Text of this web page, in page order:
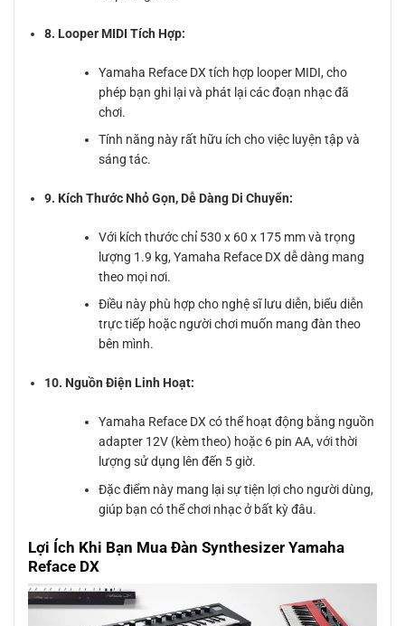
8. Looper MIDI Tích Hợp:
Yamaha Reface DX tích hợp looper MIDI, cho
phép bạn ghi lại và phát lại các đoạn nhạc đã
chơi.
Tính năng này rất hữu ích cho việc luyện tập và
sáng tác.
9. Kích Thước Nhỏ Gọn, Dễ Dàng Di Chuyển:
Với kích thước chỉ 530 x 60 x 175 mm và trọng
lượng 1.9 kg, Yamaha Reface DX dễ dàng mang
theo mọi nơi.
Điều này phù hợp cho nghệ sĩ lưu diễn, biểu diễn
trực tiếp hoặc người chơi muốn mang đàn theo
bên mình.
10. Nguồn Điện Linh Hoạt:
Yamaha Reface DX có thể hoạt động bằng nguồn
adapter 12V (kèm theo) hoặc 6 pin AA, với thời
lượng sử dụng lên đến 5 giờ.
Đặc điểm này mang lại sự tiện lợi cho người dùng,
giúp bạn có thể chơi nhạc ở bất kỳ đâu.
Lợi Ích Khi Bạn Mua Đàn Synthesizer Yamaha
Reface DX